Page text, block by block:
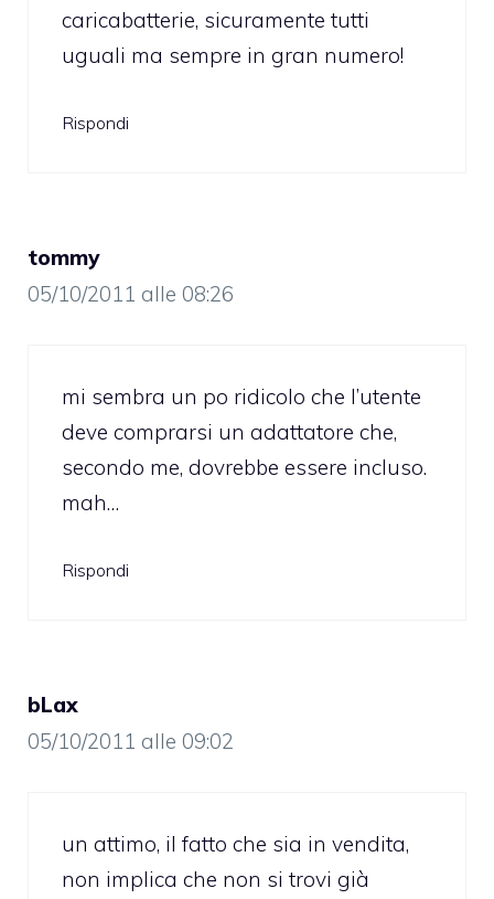
caricabatterie, sicuramente tutti
uguali ma sempre in gran numero!
Rispondi
tommy
05/10/2011 alle 08:26
mi sembra un po ridicolo che l’utente
deve comprarsi un adattatore che,
secondo me, dovrebbe essere incluso.
mah…
Rispondi
bLax
05/10/2011 alle 09:02
un attimo, il fatto che sia in vendita,
non implica che non si trovi già